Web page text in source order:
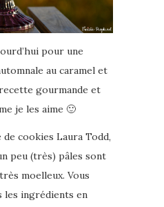
pour une
au caramel et
gourmande et
je les aime 🙂
cookies Laura Todd,
peu (très) pâles sont
moelleux. Vous
ingrédients en